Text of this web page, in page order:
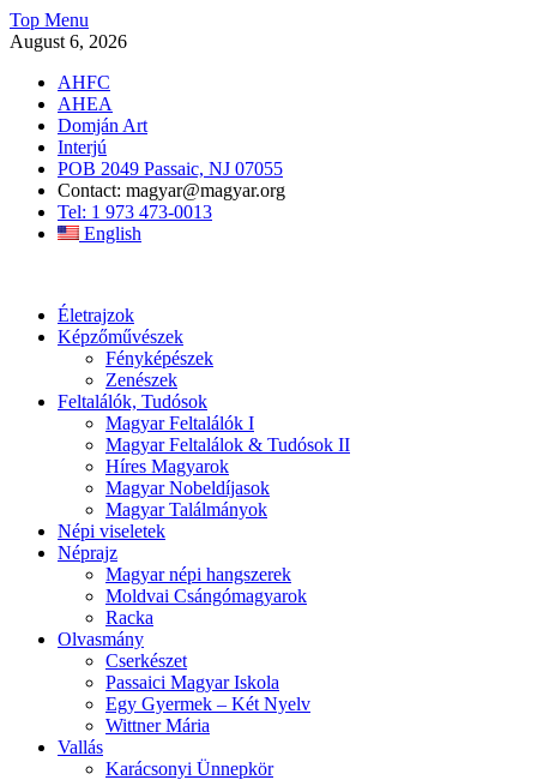
Skip
to
Top Menu
August 6, 2026
AHFC
AHEA
Domján Art
Interjú
POB 2049 Passaic, NJ 07055
Contact: magyar@magyar.org
Tel: 1 973 473-0013
English
Életrajzok
Képzőművészek
Fényképészek
Zenészek
Feltalálók, Tudósok
Magyar Feltalálók I
Magyar Feltalálok & Tudósok II
Híres Magyarok
Magyar Nobeldíjasok
Magyar Találmányok
Népi viseletek
Néprajz
Magyar népi hangszerek
Moldvai Csángómagyarok
Racka
Olvasmány
Cserkészet
Passaici Magyar Iskola
Egy Gyermek – Két Nyelv
Wittner Mária
Vallás
Karácsonyi Ünnepkör